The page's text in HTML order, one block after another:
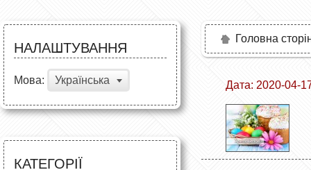
НАЛАШТУВАННЯ
Мова: Українська
КАТЕГОРІЇ
Головна
Дата: 2020-04-